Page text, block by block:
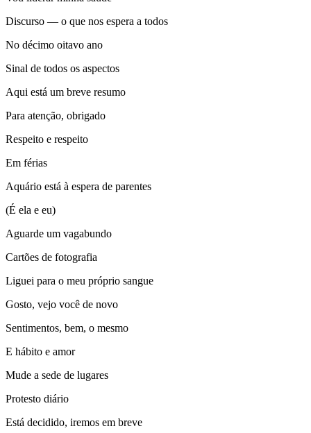
Discurso — o que nos espera a todos
No décimo oitavo ano
Sinal de todos os aspectos
Aqui está um breve resumo
Para atenção, obrigado
Respeito e respeito
Em férias
Aquário está à espera de parentes
(É ela e eu)
Aguarde um vagabundo
Cartões de fotografia
Liguei para o meu próprio sangue
Gosto, vejo você de novo
Sentimentos, bem, o mesmo
E hábito e amor
Mude a sede de lugares
Protesto diário
Está decidido, iremos em breve